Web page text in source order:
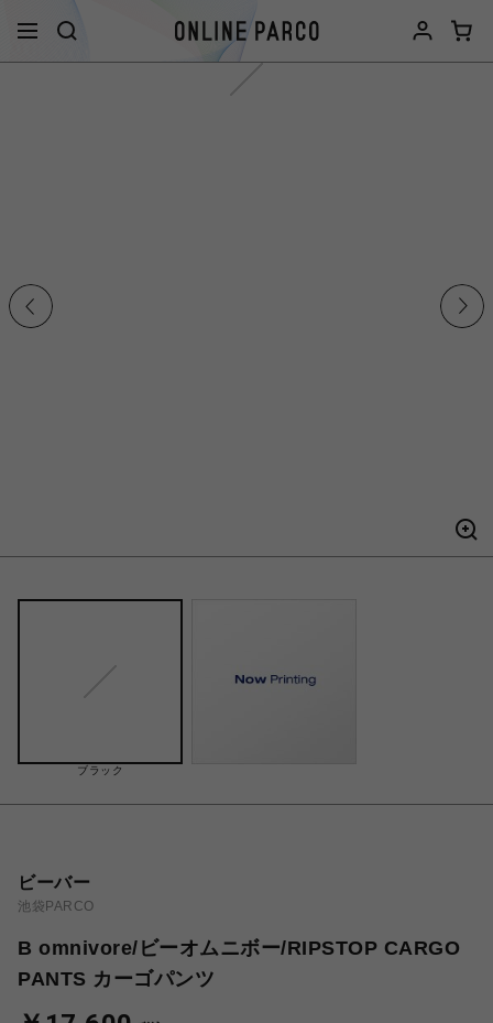
ブラック
ビーバー
池袋PARCO
B omnivore/ビーオムニボー/RIPSTOP CARGO
PANTS カーゴパンツ